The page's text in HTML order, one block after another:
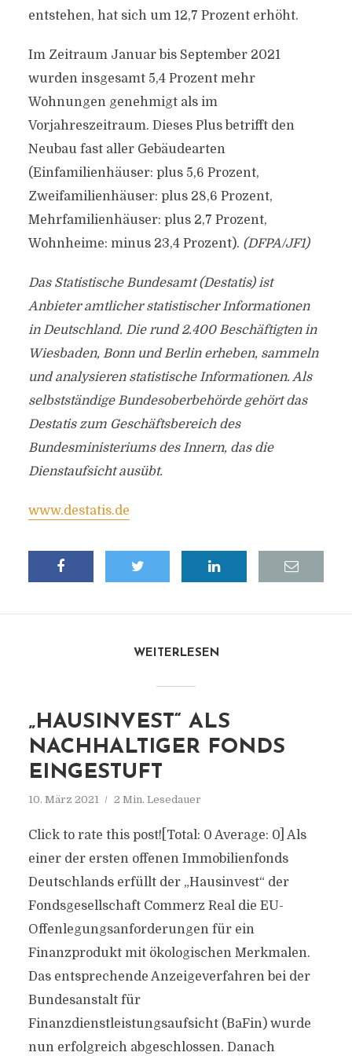
entstehen, hat sich um 12,7 Prozent erhöht.
Im Zeitraum Januar bis September 2021
wurden insgesamt 5,4 Prozent mehr
Wohnungen genehmigt als im
Vorjahreszeitraum. Dieses Plus betrifft den
Neubau fast aller Gebäudearten
(Einfamilienhäuser: plus 5,6 Prozent,
Zweifamilienhäuser: plus 28,6 Prozent,
Mehrfamilienhäuser: plus 2,7 Prozent,
Wohnheime: minus 23,4 Prozent). (DFPA/JF1)
Das Statistische Bundesamt (Destatis) ist
Anbieter amtlicher statistischer Informationen
in Deutschland. Die rund 2.400 Beschäftigten in
Wiesbaden, Bonn und Berlin erheben, sammeln
und analysieren statistische Informationen. Als
selbstständige Bundesoberbehörde gehört das
Destatis zum Geschäftsbereich des
Bundesministeriums des Innern, das die
Dienstaufsicht ausübt.
www.destatis.de
WEITERLESEN
„HAUSINVEST“ ALS
NACHHALTIGER FONDS
EINGESTUFT
10. März 2021 2 Min. Lesedauer
Click to rate this post![Total: 0 Average: 0] Als
einer der ersten offenen Immobilienfonds
Deutschlands erfüllt der „Hausinvest“ der
Fondsgesellschaft Commerz Real die EU-
Offenlegungsanforderungen für ein
Finanzprodukt mit ökologischen Merkmalen.
Das entsprechende Anzeigeverfahren bei der
Bundesanstalt für
Finanzdienstleistungsaufsicht (BaFin) wurde
nun erfolgreich abgeschlossen. Danach